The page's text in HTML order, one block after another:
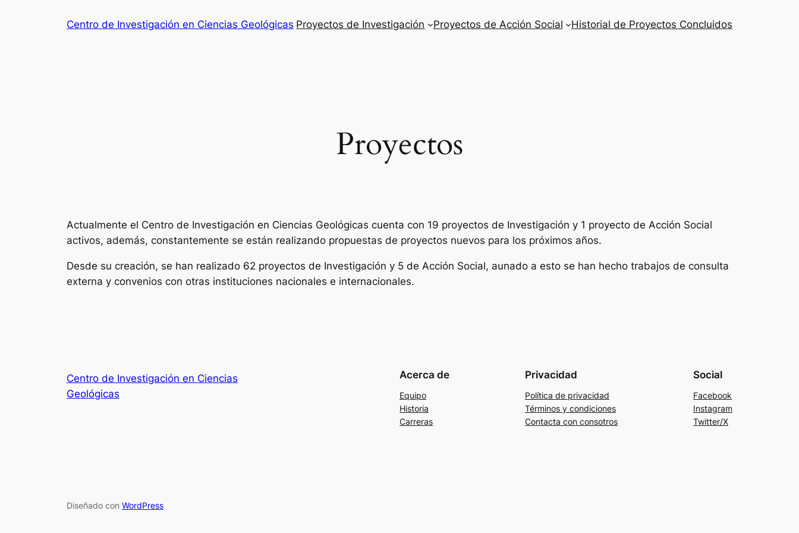
Centro de Investigación en Ciencias Geológicas Proyectos de Investigación Proyectos de Acción Social Historial de Proyectos Concluidos
Proyectos
Actualmente el Centro de Investigación en Ciencias Geológicas cuenta con 19 proyectos de Investigación y 1 proyecto de Acción Social
activos, además, constantemente se están realizando propuestas de proyectos nuevos para los próximos años.
​Desde su creación, se han realizado 62 proyectos de Investigación y 5 de Acción Social, aunado a esto se han hecho trabajos de consulta
externa y convenios con otras instituciones nacionales e internacionales.
Centro de Investigación en Ciencias
Geológicas
Acerca de
Equipo
Historia
Carreras
Privacidad
Política de privacidad
Términos y condiciones
Contacta con consotros
Social
Facebook
Instagram
Twitter/X
Diseñado con WordPress